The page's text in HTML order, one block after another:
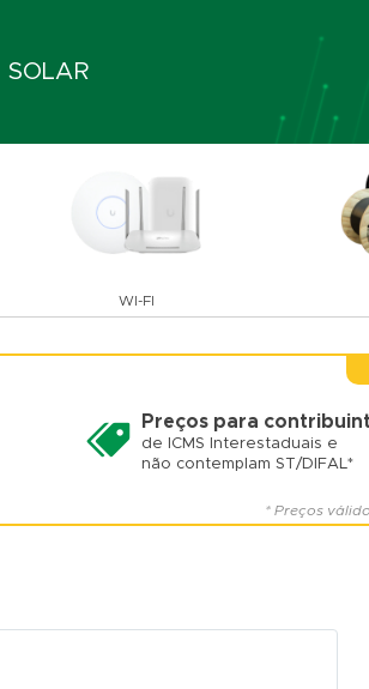
SOLAR
WI-FI
Preços para
de ICMS Interestaduais e
não contemplam ST/DIFAL*
* Preços